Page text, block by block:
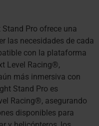
Pro ofrece una
las necesidades de cada
con la plataforma
Level Racing®,
más inmersiva con
Stand Pro es
Racing®, asegurando
disponibles para